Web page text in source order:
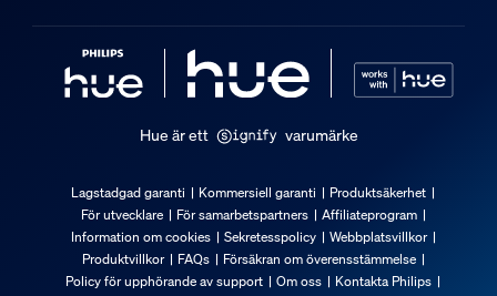
Dimbar med Hue-app och strömbrytare
Helt väderbeständig
Färgåtergivningsindex
Hue är ett varumärke
Lagstadgad garanti Kommersiell garanti
Produktsäkerhet
För utvecklare
För samarbetspartners
Affiliateprogram
Information om cookies
Sekretesspolicy
Webbplatsvillkor
Produktvillkor
FAQs
Försäkran om överensstämmelse
Policy för upphörande av support
Om oss
Kontakta Philips